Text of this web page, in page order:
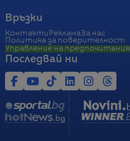
Връзки
Контакти РекламаЗа нас
Политика за поверителност
Управление на предпочитания
Последвай ни